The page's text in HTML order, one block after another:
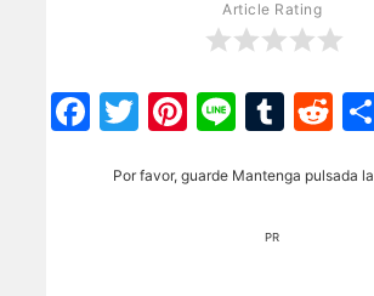
Article Rating
Facebook
Twitter
Pinterest
Line
Por favor, guarde Mantenga pulsada
PR